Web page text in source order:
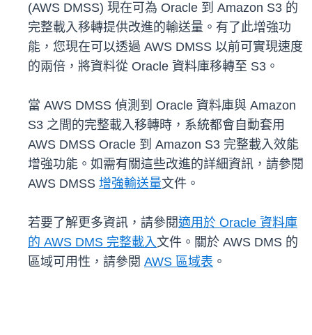
(AWS DMSS) 現在可為 Oracle 到 Amazon S3 的
完整載入移轉提供改進的輸送量。有了此增強功
能，您現在可以透過 AWS DMSS 以前可實現速度
的兩倍，將資料從 Oracle 資料庫移轉至 S3。
當 AWS DMSS 偵測到 Oracle 資料庫與 Amazon
S3 之間的完整載入移轉時，系統都會自動套用
AWS DMSS Oracle 到 Amazon S3 完整載入效能
增強功能。如需有關這些改進的詳細資訊，請參閱
AWS DMSS 增強輸送量文件。
若要了解更多資訊，請參閱適用於 Oracle 資料庫
的 AWS DMS 完整載入文件。關於 AWS DMS 的
區域可用性，請參閱 AWS 區域表 。